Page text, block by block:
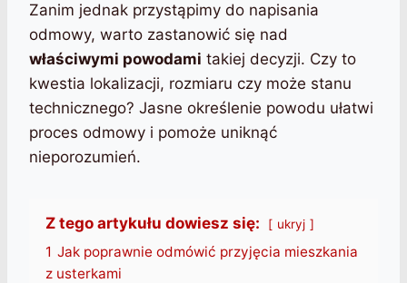
Zanim jednak przystąpimy do napisania
odmowy, warto zastanowić się nad
właściwymi powodami takiej decyzji. Czy to
kwestia lokalizacji, rozmiaru czy może stanu
technicznego? Jasne określenie powodu ułatwi
proces odmowy i pomoże uniknąć
nieporozumień.
Z tego artykułu dowiesz się: ukryj
1 Jak poprawnie odmówić przyjęcia mieszkania
z usterkami